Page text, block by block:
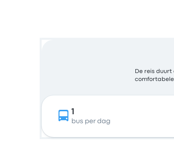
De reis duurt
1
bus per dag